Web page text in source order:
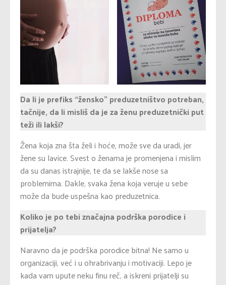
Da li je prefiks “žensko” preduzetništvo potreban,
tačnije, da li misliš da je za ženu preduzetnički put
teži ili lakši?
Žena koja zna šta želi i hoće, može sve da uradi, jer
žene su lavice. Svest o ženama je promenjena i mislim
da su danas istrajnije, te da se lakše nose sa
problemima. Dakle, svaka žena koja veruje u sebe
može da bude uspešna kao preduzetnica.
Koliko je po tebi značajna podrška porodice i
prijatelja?
Naravno da je podrška porodice bitna! Ne samo u
organizaciji, već i u ohrabrivanju i motivaciji. Lepo je
kada vam upute neku finu reč, a iskreni prijatelji su